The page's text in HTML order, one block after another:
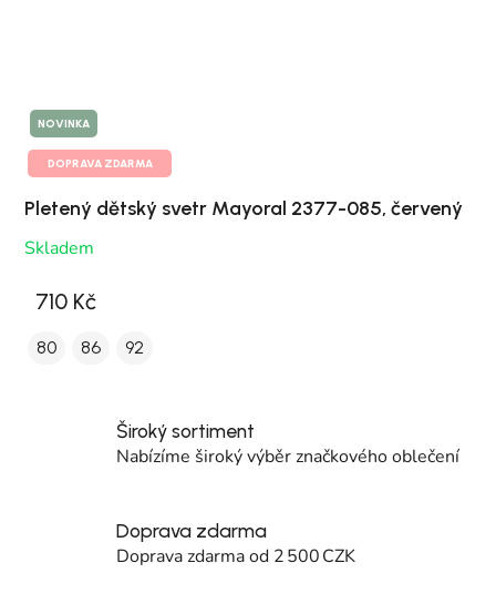
NOVINKA
DOPRAVA ZDARMA
Pletený dětský svetr Mayoral 2377-085, červený
Skladem
710 Kč
80 86 92
Široký sortiment
Nabízíme široký výběr značkového oblečení
Doprava zdarma
Doprava zdarma od 2 500 CZK